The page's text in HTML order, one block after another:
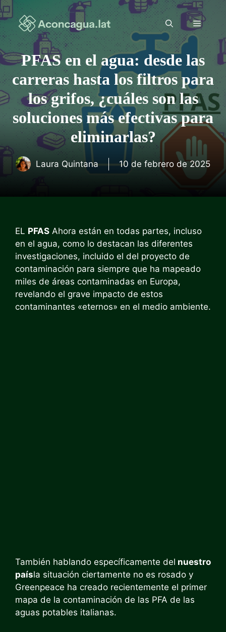
Saltar
al
contenido
Menú
PFAS en el agua: desde las
carreras hasta los filtros para
los grifos, ¿cuáles son las
soluciones más efectivas para
eliminarlas?
Laura Quintana 10 de febrero de 2025
EL PFAS Ahora están en todas partes, incluso
en el agua, como lo destacan las diferentes
investigaciones, incluido el del proyecto de
contaminación para siempre que ha mapeado
miles de áreas contaminadas en Europa,
revelando el grave impacto de estos
contaminantes «eternos» en el medio ambiente.
También hablando específicamente del nuestro
paísla situación ciertamente no es rosado y
Greenpeace ha creado recientemente el primer
mapa de la contaminación de las PFA de las
aguas potables italianas.